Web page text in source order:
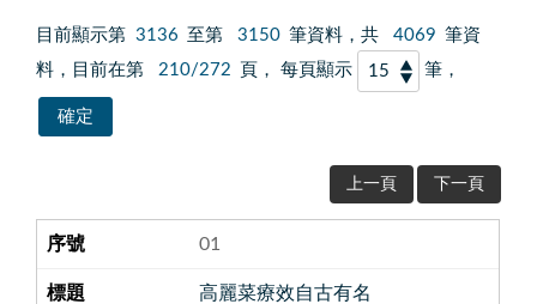
目前顯示第 3136 至第 3150 筆資料，共 4069 筆資
料，目前在第
210/272 頁， 每頁顯示 筆，
上一頁 下一頁
01
高麗菜療效自古有名